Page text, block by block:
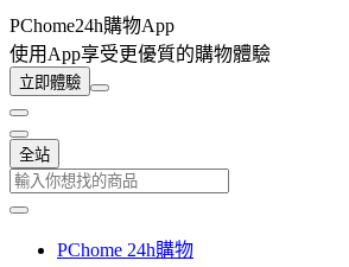
PChome24h購物App
使用App享受更優質的購物體驗
立即體驗
全站
PChome 24h購物